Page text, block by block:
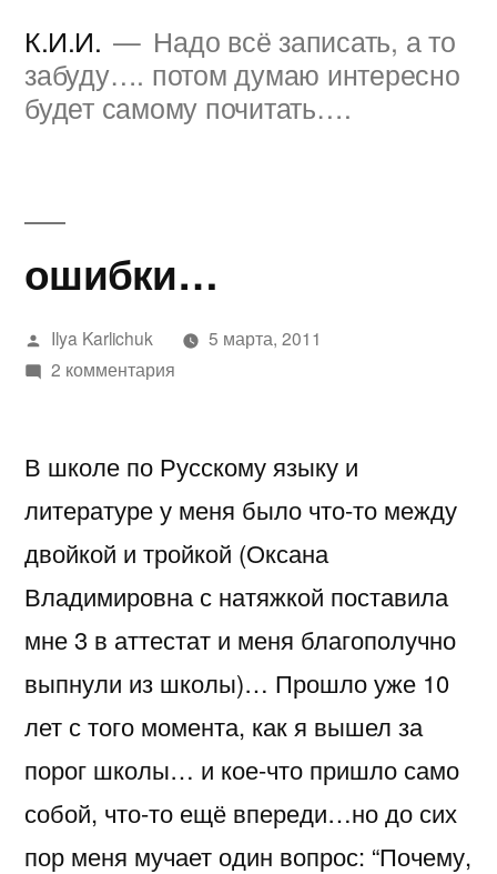
содержимому
К.И.И.
Надо всё записать, а то
забуду…. потом думаю интересно
будет самому почитать….
ошибки…
Написано
автором
Ilya Karlichuk
5 марта, 2011
2 комментарияк
В школе по Русскому языку и
литературе у меня было что-то между
двойкой и тройкой (Оксана
Владимировна с натяжкой поставила
мне 3 в аттестат и меня благополучно
выпнули из школы)… Прошло уже 10
лет с того момента, как я вышел за
порог школы… и кое-что пришло само
собой, что-то ещё впереди…но до сих
пор меня мучает один вопрос: “Почему,